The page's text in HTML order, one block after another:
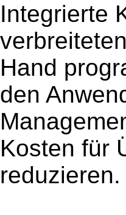
Integrierte
Hand
den
Kosten für
reduzieren.